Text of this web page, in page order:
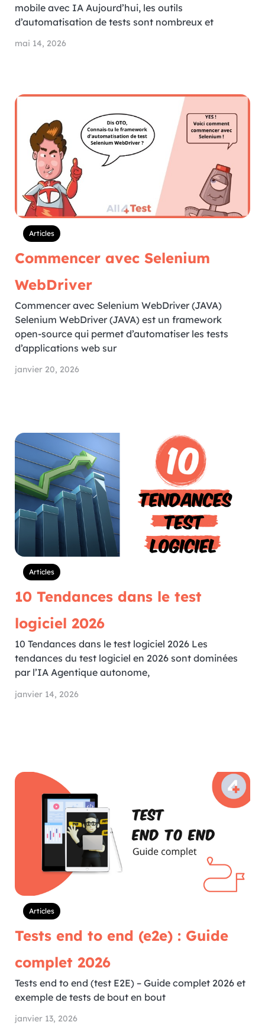
mobile avec IA Aujourd’hui, les outils
d’automatisation de tests sont nombreux et
mai 14, 2026
Articles
Commencer avec Selenium
WebDriver
Commencer avec Selenium WebDriver (JAVA)
Selenium WebDriver (JAVA) est un framework
open-source qui permet d’automatiser les tests
d’applications web sur
janvier 20, 2026
Articles
10 Tendances dans le test
logiciel 2026
10 Tendances dans le test logiciel 2026 Les
tendances du test logiciel en 2026 sont dominées
par l’IA Agentique autonome,
janvier 14, 2026
Articles
Tests end to end (e2e) : Guide
complet 2026
Tests end to end (test E2E) – Guide complet 2026 et
exemple de tests de bout en bout
janvier 13, 2026